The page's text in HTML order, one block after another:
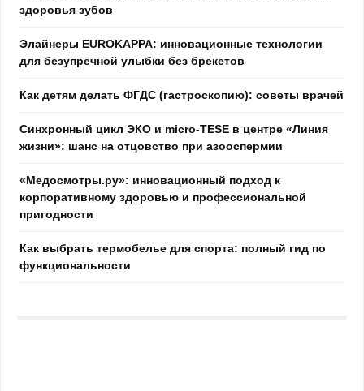
здоровья зубов
Элайнеры EUROKAPPA: инновационные технологии
для безупречной улыбки без брекетов
Как детям делать ФГДС (гастроскопию): советы врачей
Синхронный цикл ЭКО и micro-TESE в центре «Линия
жизни»: шанс на отцовство при азооспермии
«Медосмотры.ру»: инновационный подход к
корпоративному здоровью и профессиональной
пригодности
Как выбрать термобелье для спорта: полный гид по
функциональности